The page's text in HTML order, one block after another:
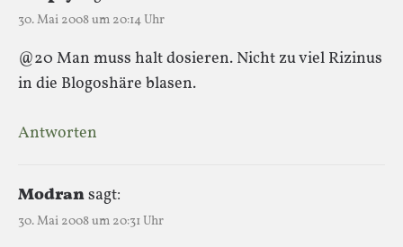
30. Mai 2008 um 20:14 Uhr
@20 Man muss halt dosieren. Nicht zu viel Rizinus
in die Blogoshäre blasen.
Antworten
Modransagt:
30. Mai 2008 um 20:31 Uhr